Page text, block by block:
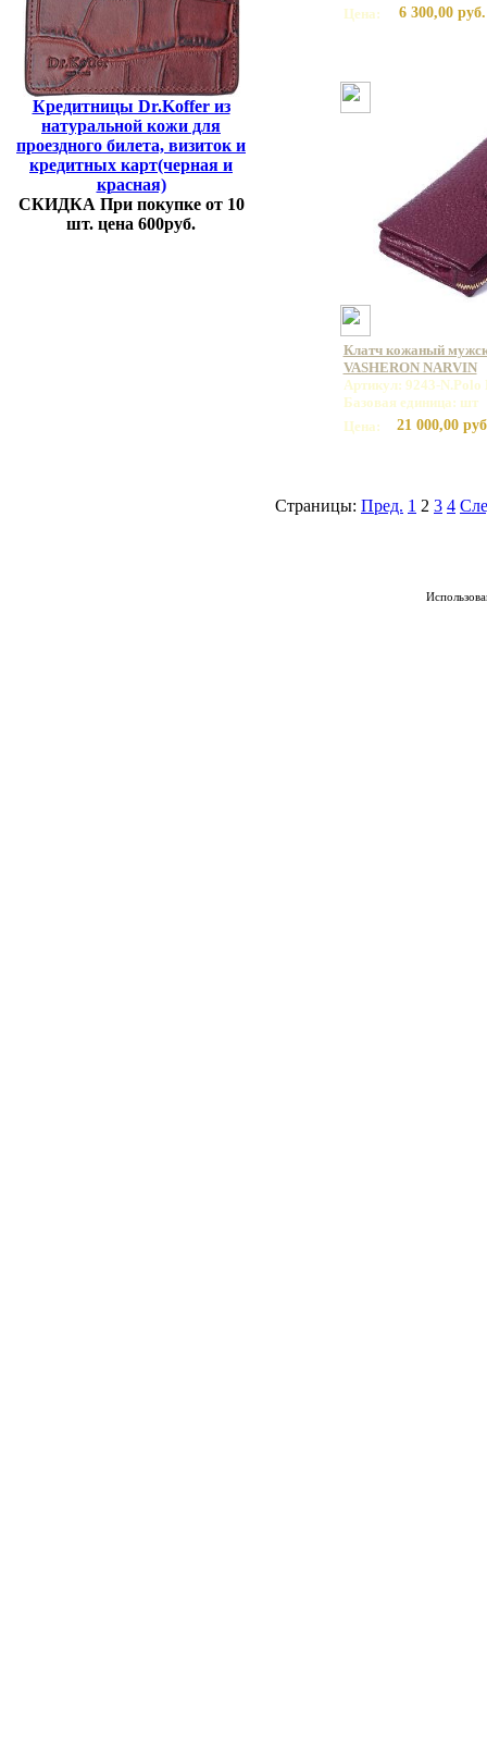
Кредитницы Dr.Koffer из
натуральной кожи для
проездного билета, визиток и
кредитных карт(черная и
красная)
СКИДКА При покупке от 10
шт. цена 600руб.
Цена:
6 300,00 руб.
Клатч кожаный
VASHERON NARVIN
Артикул: 9243-N.Polo
Базовая единица: шт
Цена:
21 000,00
Страницы: Пред. 1 2 3 4